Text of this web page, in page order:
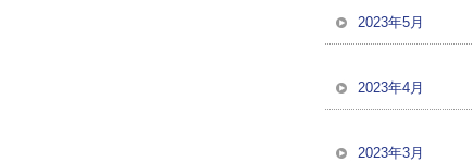
2023年5月
2023年4月
2023年3月